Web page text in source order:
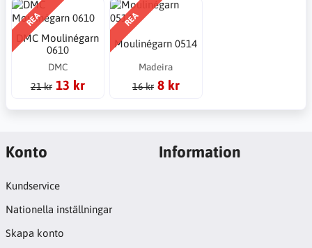
REA
DMC Moulinégarn
0610
DMC
21 kr 13 kr
REA
Moulinégarn 0514
Madeira
16 kr 8 kr
Konto
Kundservice
Nationella inställningar
Skapa konto
Information